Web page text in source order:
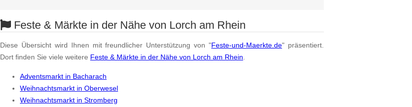
Feste & Märkte in der Nähe von Lorch am Rhein
Diese Übersicht wird Ihnen mit freundlicher Unterstützung von "Feste-und-Maerkte.de" präsentiert.
Dort finden Sie viele weitere Feste & Märkte in der Nähe von Lorch am Rhein.
Adventsmarkt in Bacharach
Weihnachtsmarkt in Oberwesel
Weihnachtsmarkt in Stromberg